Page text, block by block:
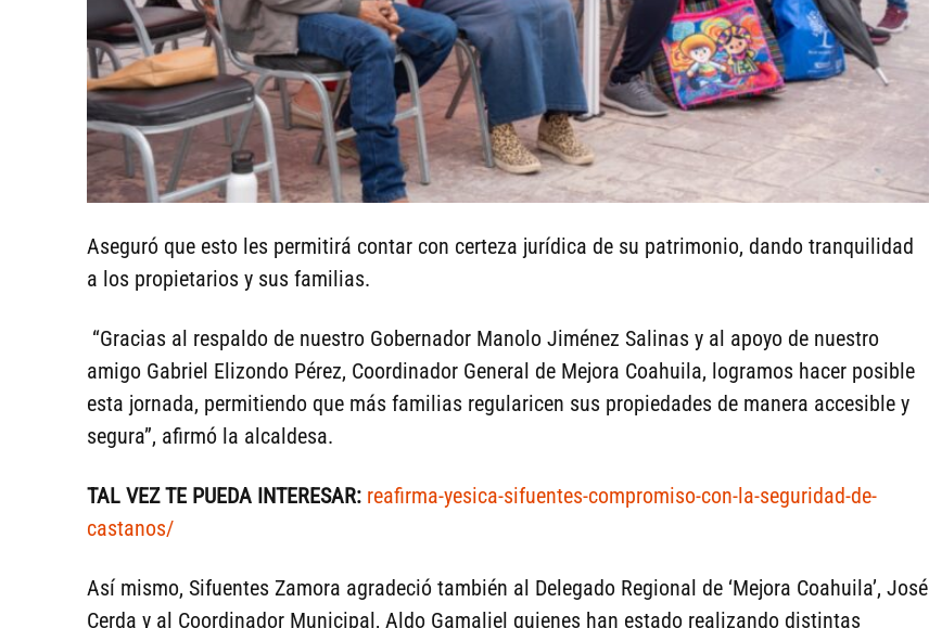
Aseguró que esto les permitirá contar con certeza jurídica de su patrimonio, dando tranquilidad
a los propietarios y sus familias.
“Gracias al respaldo de nuestro Gobernador Manolo Jiménez Salinas y al apoyo de nuestro
amigo Gabriel Elizondo Pérez, Coordinador General de Mejora Coahuila, logramos hacer posible
esta jornada, permitiendo que más familias regularicen sus propiedades de manera accesible y
segura”, afirmó la alcaldesa.
TAL VEZ TE PUEDA INTERESAR: reafirma-yesica-sifuentes-compromiso-con-la-seguridad-de-
castanos/
Así mismo, Sifuentes Zamora agradeció también al Delegado Regional de ‘Mejora Coahuila’, José
Cerda y al Coordinador Municipal, Aldo Gamaliel quienes han estado realizando distintas